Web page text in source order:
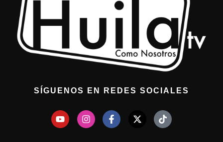
SÍGUENOS EN REDES SOCIALES